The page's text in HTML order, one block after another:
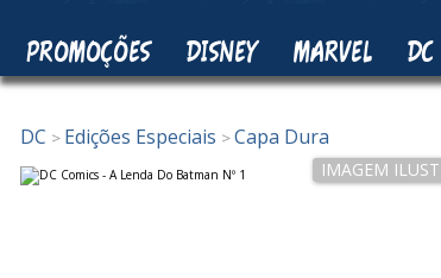
PROMOÇÕES DISNEY MARVEL DC
DC > Edições Especiais >Capa Dura